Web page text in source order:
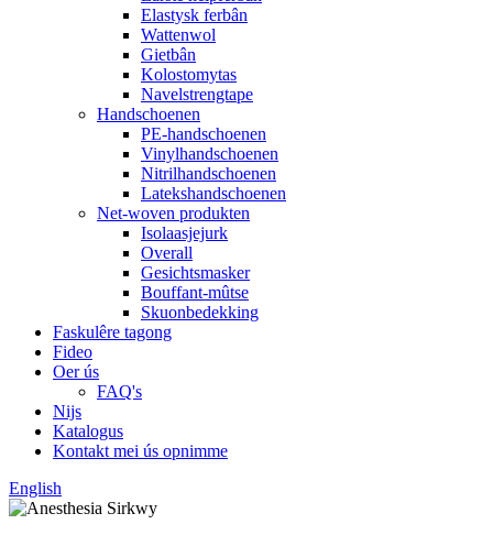
Elastysk ferbân
Wattenwol
Gietbân
Kolostomytas
Navelstrengtape
Handschoenen
PE-handschoenen
Vinylhandschoenen
Nitrilhandschoenen
Latekshandschoenen
Net-woven produkten
Isolaasjejurk
Overall
Gesichtsmasker
Bouffant-mûtse
Skuonbedekking
Faskulêre tagong
Fideo
Oer ús
FAQ's
Nijs
Katalogus
Kontakt mei ús opnimme
English